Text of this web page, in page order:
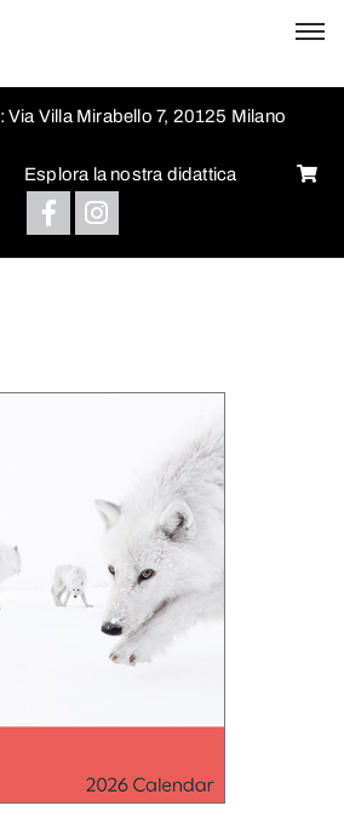
Villa Mirabello 7, 20125 Milano
Esplora la nostra didattica